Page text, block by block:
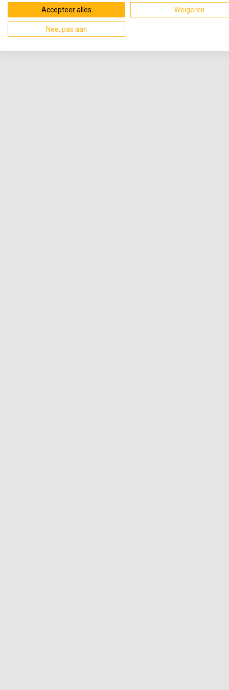
Accepteer alles Weigeren
Nee, pas aan